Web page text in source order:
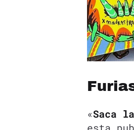
«Saca